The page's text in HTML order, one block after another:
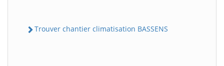
Trouver chantier climatisation BASSENS